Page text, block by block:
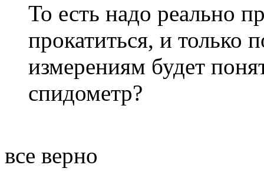
То есть надо реально
прокатиться, и только
измерениям будет
спидометр?
все верно